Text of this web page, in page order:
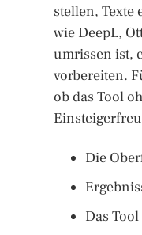
stellen, Texte
wie DeepL,
umrissen ist,
vorbereiten.
ob das Tool
Die
Das